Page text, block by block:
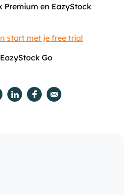
Premium en EazyStock
start met je free trial